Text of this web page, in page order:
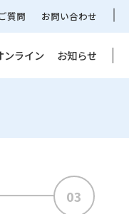
質問 お問い合わせ
ンライン お知らせ